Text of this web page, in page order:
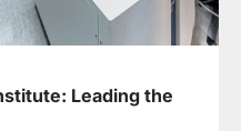
Leading the